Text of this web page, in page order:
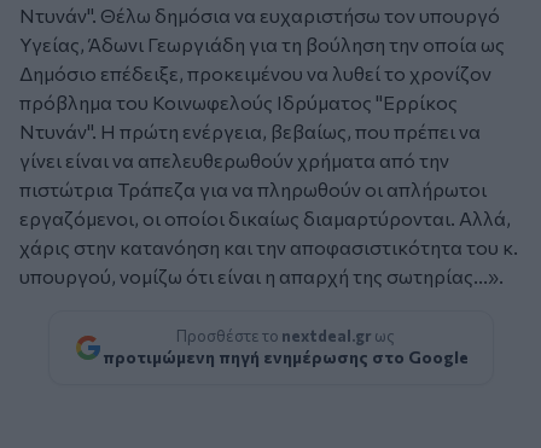
Ντυνάν". Θέλω δημόσια να ευχαριστήσω τον υπουργό
Υγείας, Άδωνι Γεωργιάδη για τη βούληση την οποία ως
Δημόσιο επέδειξε, προκειμένου να λυθεί το χρονίζον
πρόβλημα του Κοινωφελούς Ιδρύματος "Ερρίκος
Ντυνάν". Η πρώτη ενέργεια, βεβαίως, που πρέπει να
γίνει είναι να απελευθερωθούν χρήματα από την
πιστώτρια Τράπεζα για να πληρωθούν οι απλήρωτοι
εργαζόμενοι, οι οποίοι δικαίως διαμαρτύρονται. Αλλά,
χάρις στην κατανόηση και την αποφασιστικότητα του κ.
υπουργού, νομίζω ότι είναι η απαρχή της σωτηρίας...».
Προσθέστε το nextdeal.gr ως
προτιμώμενη πηγή ενημέρωσης στο Google